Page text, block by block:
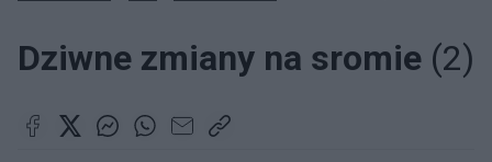
Dziwne zmiany na sromie (2)